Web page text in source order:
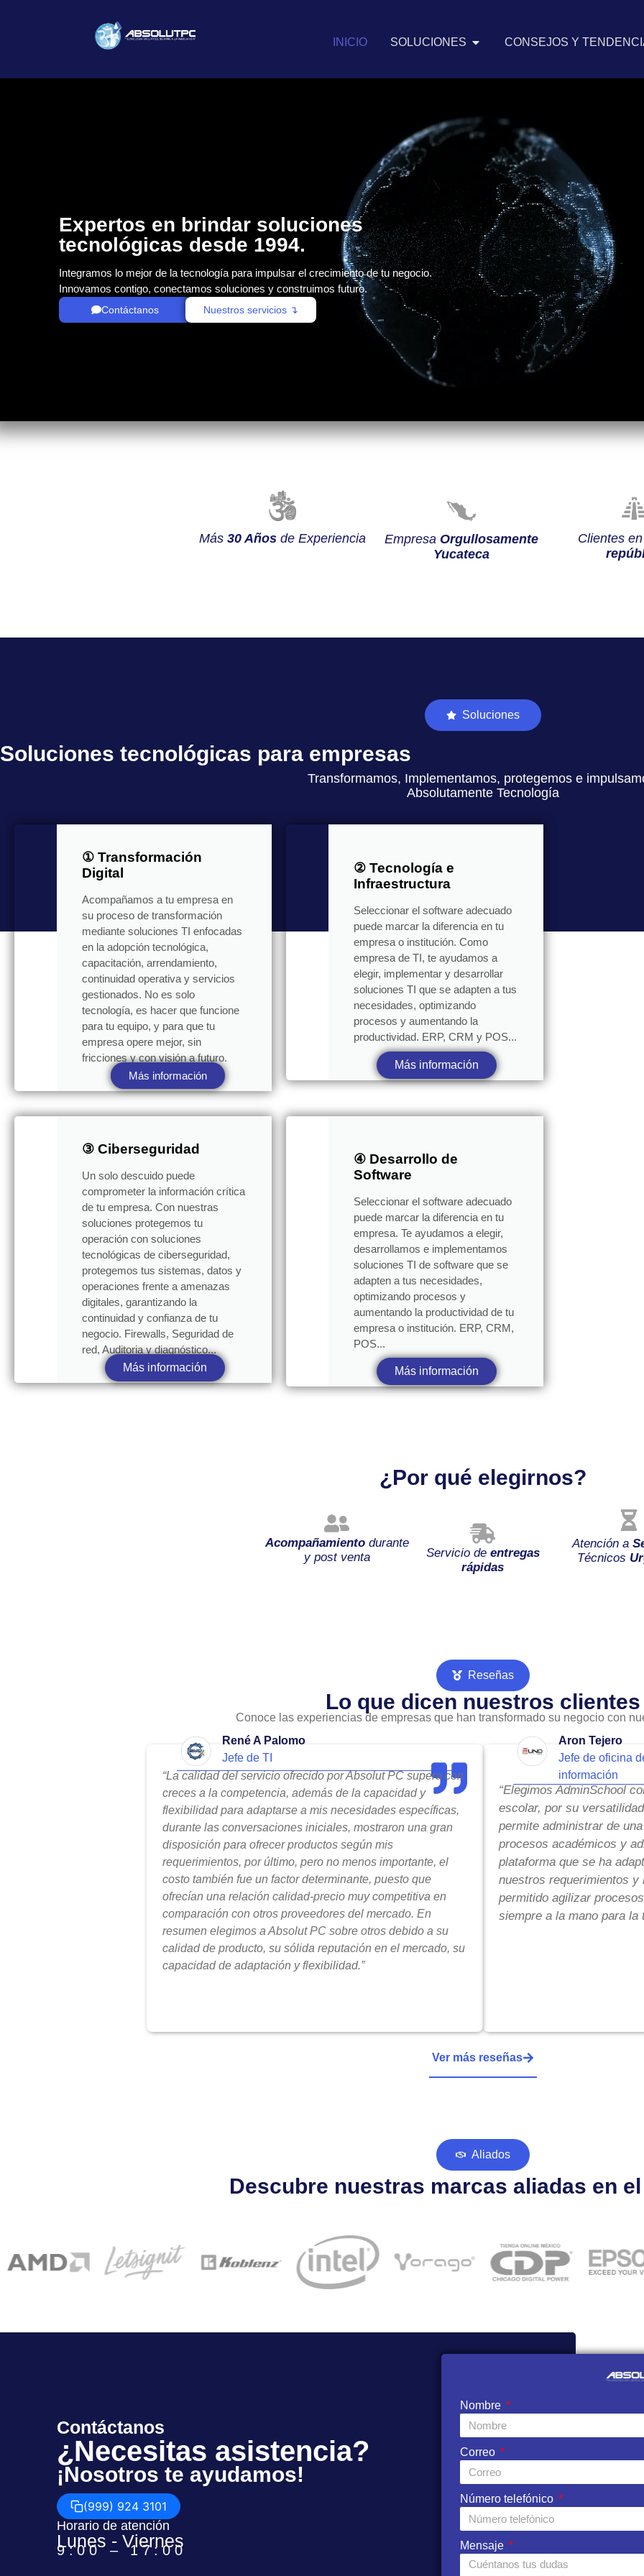
INICIO SOLUCIONES CONSEJOS Y
Expertos en brindar soluciones
tecnológicas desde 1994.
Integramos lo mejor de la tecnología para impulsar el crecimiento de tu negocio.
Innovamos contigo, conectamos soluciones y construimos futuro.
Contáctanos Nuestros servicios ↴
Más 30 Años de Experiencia Empresa Orgullosamente
Yucateca
Clientes
Soluciones
Soluciones tecnológicas para empresas
Transformamos, Implementamos, protegemos e
Absolutamente Tecnología
① Transformación
Digital
Acompañamos a tu empresa en
su proceso de transformación
mediante soluciones TI enfocadas
en la adopción tecnológica,
capacitación, arrendamiento,
continuidad operativa y servicios
gestionados. No es solo
tecnología, es hacer que funcione
para tu equipo, y para que tu
empresa opere mejor, sin
fricciones y con visión a futuro.
Más información
② Tecnología e
Infraestructura
Seleccionar el software adecuado
puede marcar la diferencia en tu
empresa o institución. Como
empresa de TI, te ayudamos a
elegir, implementar y desarrollar
soluciones TI que se adapten a tus
necesidades, optimizando
procesos y aumentando la
productividad. ERP, CRM y POS...
Más información
③ Ciberseguridad
Un solo descuido puede
comprometer la información crítica
de tu empresa. Con nuestras
soluciones protegemos tu
operación con soluciones
tecnológicas de ciberseguridad,
protegemos tus sistemas, datos y
operaciones frente a amenazas
digitales, garantizando la
continuidad y confianza de tu
negocio. Firewalls, Seguridad de
red, Auditoria y diagnóstico...
Más información
④ Desarrollo de
Software
Seleccionar el software adecuado
puede marcar la diferencia en tu
empresa. Te ayudamos a elegir,
desarrollamos e implementamos
soluciones TI de software que se
adapten a tus necesidades,
optimizando procesos y
aumentando la productividad de tu
empresa o institución. ERP, CRM,
POS...
Más información
¿Por qué elegirnos?
Acompañamientodurante
y post venta
Servicio de entregas
rápidas
Atención a
Técnicos
Reseñas
Lo que dicen nuestros clientes
Conoce las experiencias de empresas que han transformado su negocio con
René A Palomo
Jefe de TI
“La calidad del servicio ofrecido por Absolut PC supera con
creces a la competencia, además de la capacidad y
flexibilidad para adaptarse a mis necesidades específicas,
durante las conversaciones iniciales, mostraron una gran
disposición para ofrecer productos según mis
requerimientos, por último, pero no menos importante, el
costo también fue un factor determinante, puesto que
ofrecían una relación calidad-precio muy competitiva en
comparación con otros proveedores del mercado. En
resumen elegimos a Absolut PC sobre otros debido a su
calidad de producto, su sólida reputación en el mercado, su
capacidad de adaptación y flexibilidad.”
Aron Tejero
Jefe de oficina
información
“Elegimos AdminSchool
escolar, por su
permite administrar de
procesos académicos y
plataforma que se ha
nuestros requerimientos y
permitido agilizar
siempre a la mano para la
Ver más reseñas
Aliados
Descubre nuestras marcas aliadas en
Nombre
Correo
Número telefónico
Mensaje
Contáctanos
¿Necesitas asistencia?
¡Nosotros te ayudamos!
(999) 924 3101
Horario de atención
Lunes - Viernes
9:00 – 17:00